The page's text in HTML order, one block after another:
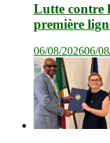
Lutte contre
première
06/08/202606/